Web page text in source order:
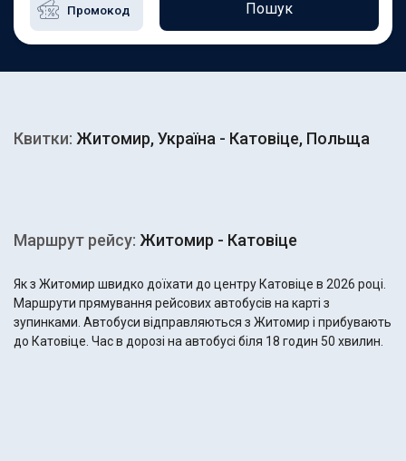
Пошук
Квитки: Житомир, Україна - Катовіце, Польща
Маршрут рейсу: Житомир - Катовіце
Як з Житомир швидко доїхати до центру Катовіце в 2026 році.
Маршрути прямування рейсових автобусів на карті з
зупинками. Автобуси відправляються з Житомир і прибувають
до Катовіце. Час в дорозі на автобусі біля 18 годин 50 хвилин.